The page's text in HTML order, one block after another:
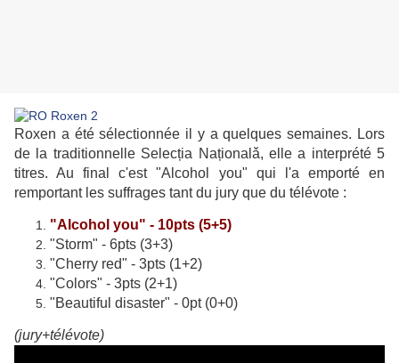
Roxen a été sélectionnée il y a quelques semaines. Lors
de la traditionnelle Selecția Naționalǎ, elle a interprété 5
titres. Au final c'est "Alcohol you" qui l'a emporté en
remportant les suffrages tant du jury que du télévote :
"Alcohol you" - 10pts (5+5)
"Storm" - 6pts (3+3)
"Cherry red" - 3pts (1+2)
"Colors" - 3pts (2+1)
"Beautiful disaster" - 0pt (0+0)
(jury+télévote)